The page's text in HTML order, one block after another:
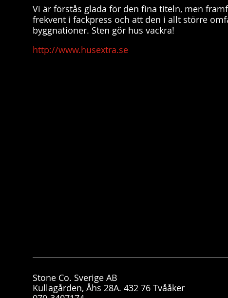
Vi är förstås glada för den fina titeln, men
frekvent i fackpress och att den i allt större
byggnationer. Sten gör hus vackra!
http://www.husextra.se
Stone Co. Sverige AB
Kullagården, Åhs 28A. 432 76 Tvååker